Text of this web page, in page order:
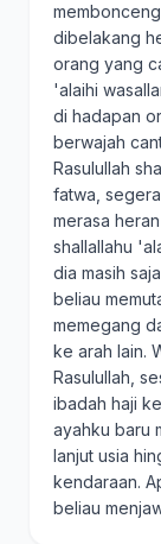
dibelakang
orang yang
'alaihi
di hadapan
berwajah
Rasulullah
fatwa,
merasa
shallallahu
dia masih
beliau
memegang
ke arah lain.
Rasulullah,
ibadah haji
ayahku baru
lanjut usia
kendaraan.
beliau